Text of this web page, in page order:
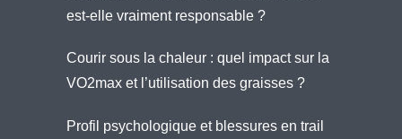
est-elle vraiment responsable ?
Courir sous la chaleur : quel impact sur la
VO2max et l’utilisation des graisses ?
Profil psychologique et blessures en trail